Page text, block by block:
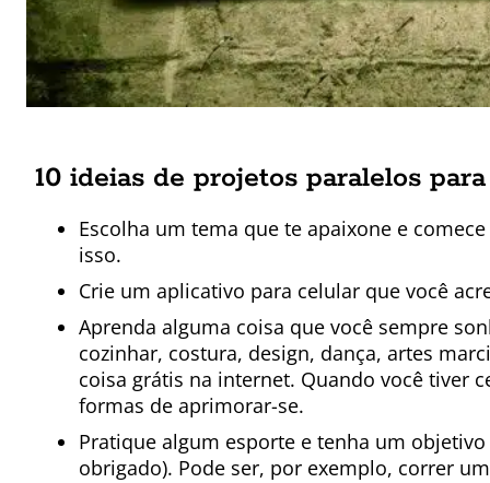
10 ideias de projetos paralelos
Escolha um tema que te apaixone e
isso.
Crie um aplicativo para celular que você
Aprenda alguma coisa que você sempre
cozinhar, costura, design, dança, artes
coisa grátis na internet. Quando você tiver
formas de aprimorar-se.
Pratique algum esporte e tenha um
obrigado). Pode ser, por exemplo, correr